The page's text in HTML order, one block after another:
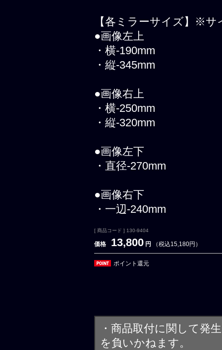
【各ミラーサイズ】※
●画像左上
・横-190mm
・縦-345mm
●画像右上
・横-250mm
・縦-320mm
●画像左下
・直径-270mm
●画像右下
・一辺-240mm
[ 商品コード ] 130-9404
価格 13,800 円 （税込15,180円）
ポイント還元
・商品取付に関して発
を負いかねます。